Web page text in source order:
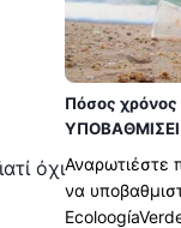
όχι
Πόσος χρόνος
ΥΠΟΒΑΘΜΙΣΕΙ
Αναρωτιέστε
να